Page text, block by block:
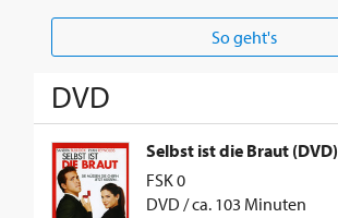
So geht's
DVD
Selbst ist die Braut (DVD)
FSK 0
DVD / ca. 103 Minuten